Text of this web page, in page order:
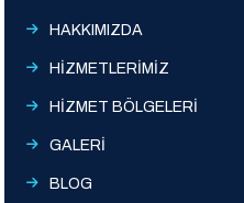
HAKKIMIZDA
HİZMETLERİMİZ
HİZMET BÖLGELERİ
GALERİ
BLOG